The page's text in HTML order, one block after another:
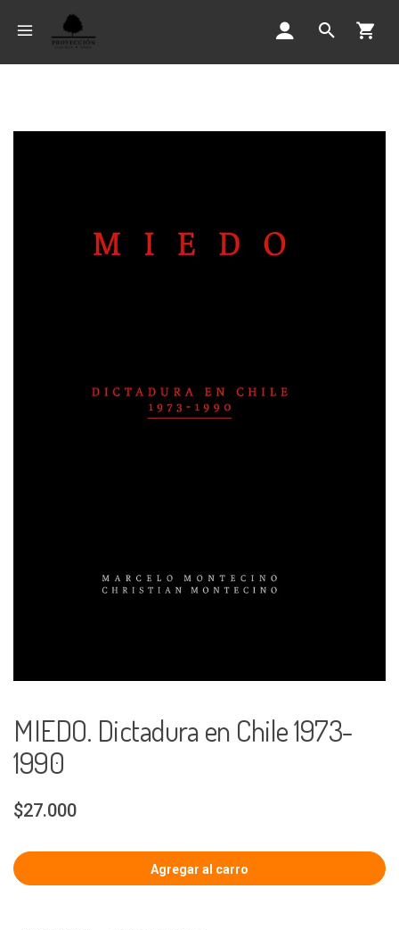
MIEDO. Dictadura en Chile 1973-
1990
$27.000